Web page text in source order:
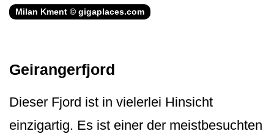
Milan Kment © gigaplaces.com
Geirangerfjord
Dieser Fjord ist in vielerlei Hinsicht
einzigartig. Es ist einer der meistbesuchten